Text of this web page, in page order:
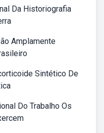
Da Historiografia
Amplamente
Sintético De
Do Trabalho Os